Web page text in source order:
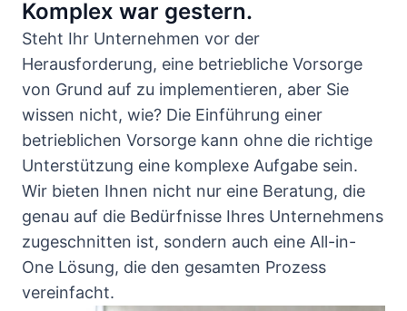
Komplex war gestern.
Steht Ihr Unternehmen vor der
Herausforderung, eine betriebliche Vorsorge
von Grund auf zu implementieren, aber Sie
wissen nicht, wie? Die Einführung einer
betrieblichen Vorsorge kann ohne die richtige
Unterstützung eine komplexe Aufgabe sein.
Wir bieten Ihnen nicht nur eine Beratung, die
genau auf die Bedürfnisse Ihres Unternehmens
zugeschnitten ist, sondern auch eine All-in-
One Lösung, die den gesamten Prozess
vereinfacht.